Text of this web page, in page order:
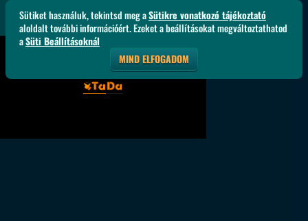
Sütiket használuk, tekintsd meg aSütikre vonatkozó tájékoztató
aloldalt további információért. Ezeket a beállításokat megváltoztathatod
aSüti Beállításoknál
MIND ELFOGADOM